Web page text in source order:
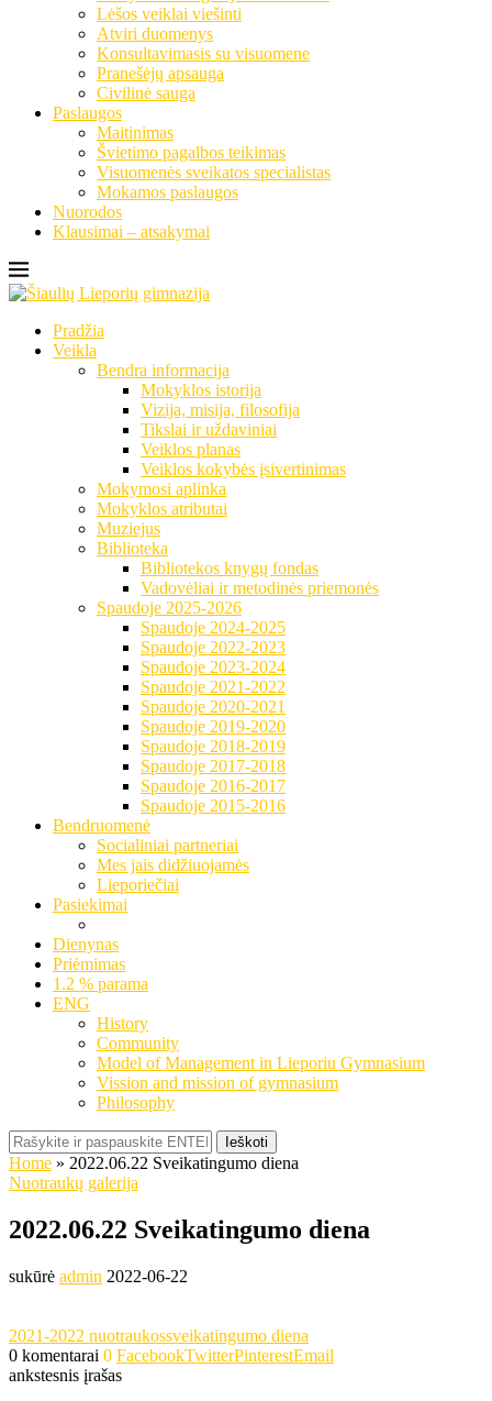
Lėšos veiklai viešinti
Atviri duomenys
Konsultavimasis su visuomene
Pranešėjų apsauga
Civilinė sauga
Paslaugos
Maitinimas
Švietimo pagalbos teikimas
Visuomenės sveikatos specialistas
Mokamos paslaugos
Nuorodos
Klausimai – atsakymai
Pradžia
Veikla
Bendra informacija
Mokyklos istorija
Vizija, misija, filosofija
Tikslai ir uždaviniai
Veiklos planas
Veiklos kokybės įsivertinimas
Mokymosi aplinka
Mokyklos atributai
Muziejus
Biblioteka
Bibliotekos knygų fondas
Vadovėliai ir metodinės priemonės
Spaudoje 2025-2026
Spaudoje 2024-2025
Spaudoje 2022-2023
Spaudoje 2023-2024
Spaudoje 2021-2022
Spaudoje 2020-2021
Spaudoje 2019-2020
Spaudoje 2018-2019
Spaudoje 2017-2018
Spaudoje 2016-2017
Spaudoje 2015-2016
Bendruomenė
Socialiniai partneriai
Mes jais didžiuojamės
Lieporiečiai
Pasiekimai
Dienynas
Priėmimas
1.2 % parama
ENG
History
Community
Model of Management in Lieporiu Gymnasium
Vission and mission of gymnasium
Philosophy
Ieškoti
Home » 2022.06.22 Sveikatingumo diena
Nuotraukų galerija
2022.06.22 Sveikatingumo diena
sukūrė admin 2022-06-22
2021-2022 nuotraukossveikatingumo diena
0 komentarai 0 FacebookTwitterPinterestEmail
ankstesnis įrašas